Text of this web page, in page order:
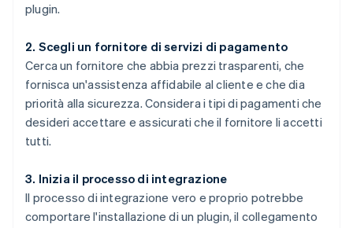
plugin.
2. Scegli un fornitore di servizi di pagamento
Cerca un fornitore che abbia prezzi trasparenti, che
fornisca un'assistenza affidabile al cliente e che dia
priorità alla sicurezza. Considera i tipi di pagamenti che
desideri accettare e assicurati che il fornitore li accetti
tutti.
3. Inizia il processo di integrazione
Il processo di integrazione vero e proprio potrebbe
comportare l'installazione di un plugin, il collegamento